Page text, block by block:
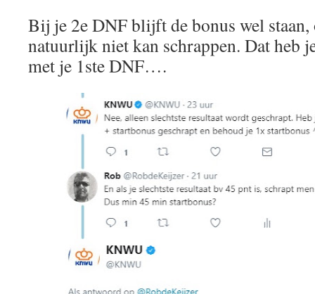
Bij je 2e DNF blijft de bonus wel
natuurlijk niet kan schrappen. Dat heb
met je 1ste DNF….